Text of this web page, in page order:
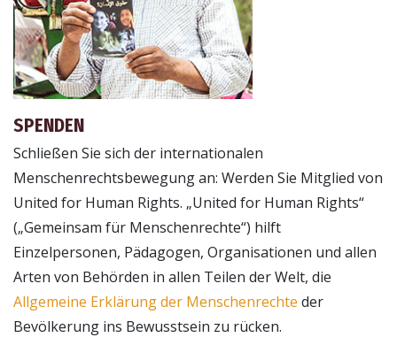
SPENDEN
Schließen Sie sich der internationalen
Menschenrechtsbewegung an: Werden Sie Mitglied von
United for Human Rights. „United for Human Rights“
(„Gemeinsam für Menschenrechte“) hilft
Einzelpersonen, Pädagogen, Organisationen und allen
Arten von Behörden in allen Teilen der Welt, die
Allgemeine Erklärung der Menschenrechte der
Bevölkerung ins Bewusstsein zu rücken.